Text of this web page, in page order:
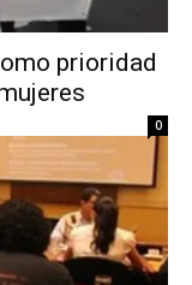
prioridad
0